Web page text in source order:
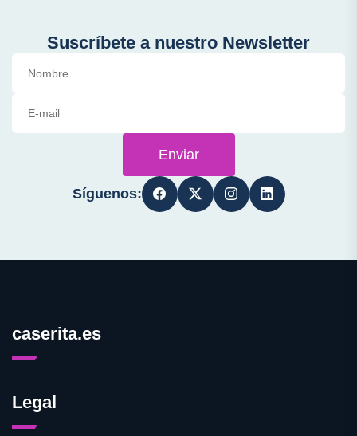
Suscríbete a nuestro Newsletter
Enviar
Síguenos:
caserita.es
Legal